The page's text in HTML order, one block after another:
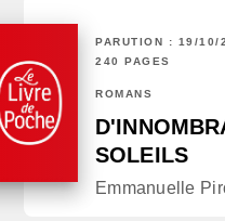
PARUTION : 19/10/
240 PAGES
ROMANS
SOLEILS
Emmanuelle